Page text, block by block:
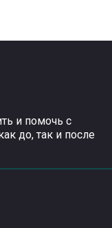
и помочь с
до, так и после